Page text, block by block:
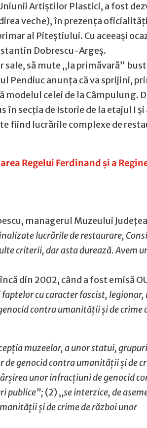
Artiştilor Plastici, a fost
veche), în prezenţa
al Piteștiului. Cu aceeași
Dobrescu-Argeş.
să mute „la primăvară”
Pendiuc anunţa că va sprijini,
celei de la Câmpulung.
secția de Istorie de la etajul I și
fiind lucrările complexe de
Regelui Ferdinand și a
managerul Muzeului
lucrările de restaurare,
criterii, dar asta durează. Avem
din 2002, când a fost emisă
cu caracter fascist, legionar,
contra umanității și de crime
muzeelor, a unor statui,
genocid contra umanității și de
unor infracțiuni de genocid
publice”; (2) „se interzice, de
și de crime de război unor